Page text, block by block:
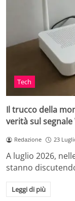
Tech
Il trucco della
verità sul segnale
Redazione 23
A luglio 2026,
stanno
Leggi di più